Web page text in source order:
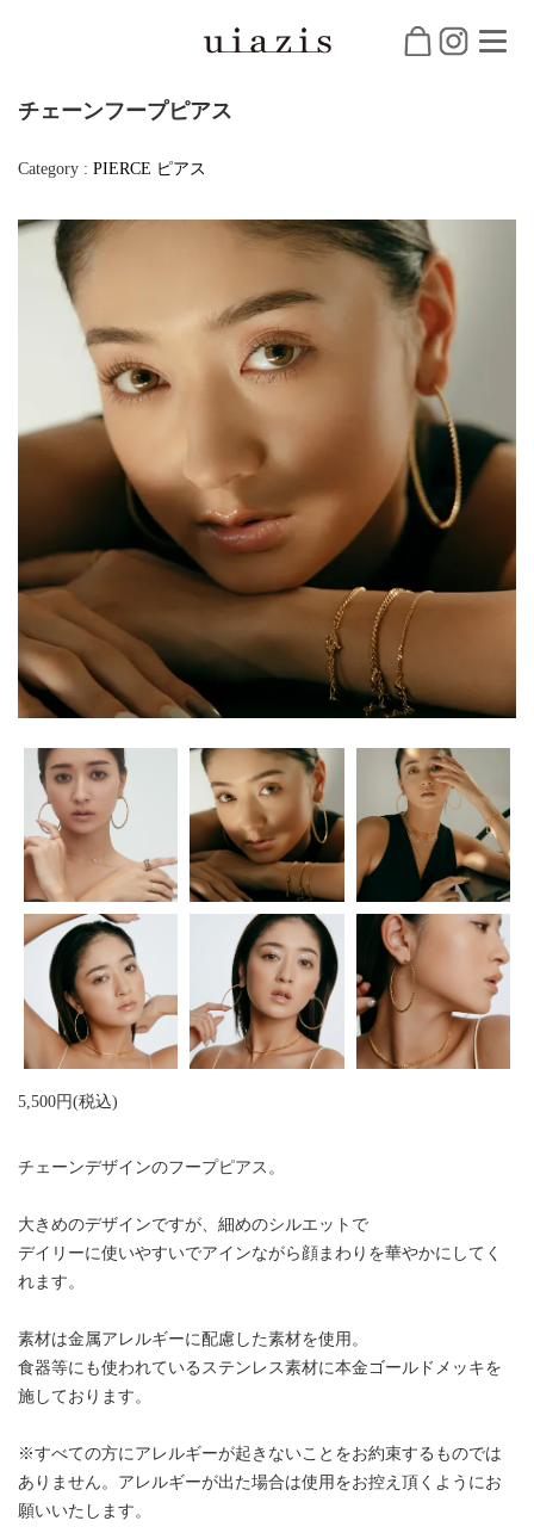
チェーンフープピアス
Category : PIERCE ピアス
5,500円(税込)
チェーンデザインのフープピアス。
大きめのデザインですが、細めのシルエットで
デイリーに使いやすいでアインながら顔まわりを華やかにしてく
れます。
素材は金属アレルギーに配慮した素材を使用。
食器等にも使われているステンレス素材に本金ゴールドメッキを
施しております。
※すべての方にアレルギーが起きないことをお約束するものでは
ありません。アレルギーが出た場合は使用をお控え頂くようにお
願いいたします。